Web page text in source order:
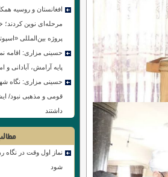
افغانستان و روسیه
مرحله‌ای نوین کردند؛
پروژه بین‌المللی
حسینی مزاری: اقامه
پایه آرامش، آبادانی
حسینی مزاری: نگاه
قومی و مذهبی نبود/
داشتند
نماز اول وقت در نگاه
شود